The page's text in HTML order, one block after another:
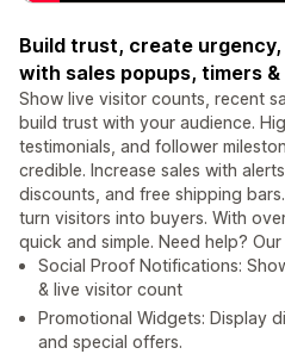
Build trust, create
with sales popups, timers
Show live visitor counts, recent
build trust with your audience.
testimonials, and follower
credible. Increase sales with
discounts, and free shipping
turn visitors into buyers. With
quick and simple. Need help?
Social Proof Notifications:
& live visitor count
Promotional Widgets: Display
and special offers.